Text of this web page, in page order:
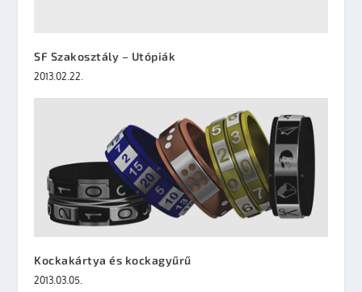
SF Szakosztály – Utópiák
2013.02.22.
Kockakártya és kockagyűrű
2013.03.05.